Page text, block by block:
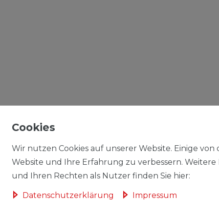
Cookies
Wir nutzen Cookies auf unserer Website. Einige
Website und Ihre Erfahrung zu verbessern.
und Ihren Rechten als Nutzer finden Sie hier:
Daten­schutz­erklärung Impressum